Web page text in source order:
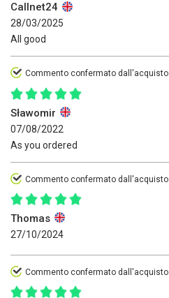
Callnet24
28/03/2025
All good
Commento confermato dall'acquisto
Sławomir
07/08/2022
As you ordered
Commento confermato dall'acquisto
Thomas
27/10/2024
Commento confermato dall'acquisto